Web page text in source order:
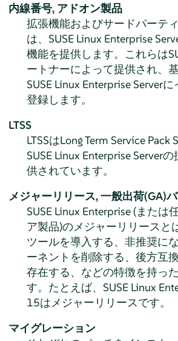
内線番号, アドオン製品
拡張機能およびサードパーテ
は、 SUSE Linux Enterprise
機能を提供します。これらは
ートナーによって提供され、
SUSE Linux Enterprise Serverに
登録します。
LTSS
LTSSはLong Term Service Pack
SUSE Linux Enterprise Serverの
供されています。
メジャーリリース,一般出荷(GA)
SUSE Linux Enterprise (または
ア製品)のメジャーリリースと
ツールを導入する、非推奨に
ーネントを削除する、後方互
存在する、などの特徴を持っ
す。たとえば、SUSE Linux
15はメジャーリリースです。
マイグレーション